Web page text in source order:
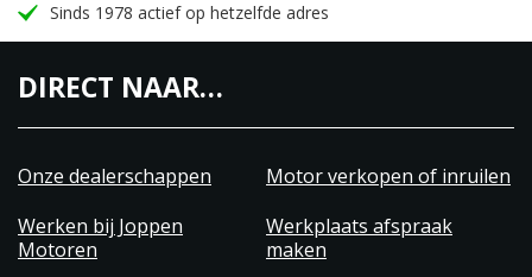
Sinds 1978 actief op hetzelfde adres
DIRECT NAAR…
Onze dealerschappen
Motor verkopen of inruilen
Werken bij Joppen
Motoren
Werkplaats afspraak
maken